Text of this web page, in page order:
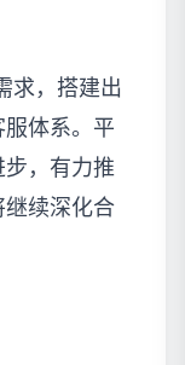
求，搭建出
体系。平
步，有力推
继续深化合